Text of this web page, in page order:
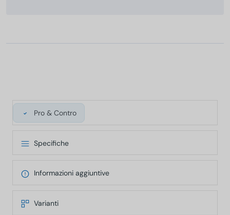
Pro & Contro
Specifiche
Informazioni aggiuntive
Varianti